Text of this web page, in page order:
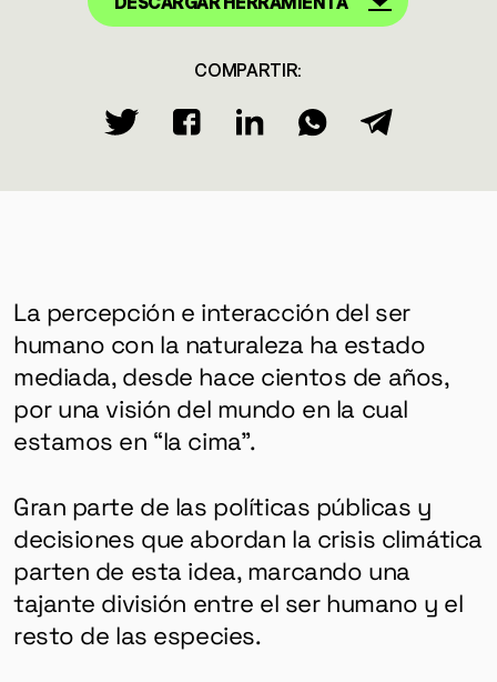
COMPARTIR:
La percepción e interacción del ser
humano con la naturaleza ha estado
mediada, desde hace cientos de años,
por una visión del mundo en la cual
estamos en “la cima”.
Gran parte de las políticas públicas y
decisiones que abordan la crisis climática
parten de esta idea, marcando una
tajante división entre el ser humano y el
resto de las especies.